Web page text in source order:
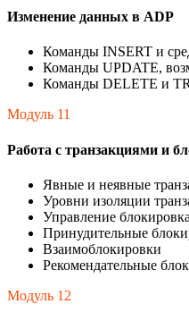
Изменение данных в ADP
Команды INSERT и
Команды UPDATE,
Команды DELETE и
Модуль 11
Работа с транзакциями и
Явные и неявные
Уровни изоляции
Управление
Принудительные
Взаимоблокировки
Рекомендательные
Модуль 12